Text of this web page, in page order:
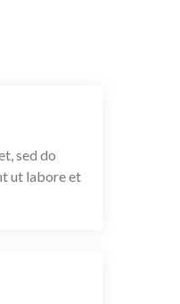
sed do
ut labore et